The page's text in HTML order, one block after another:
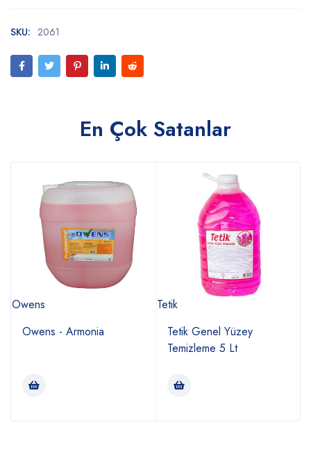
SKU: 2061
En Çok Satanlar
Owens
Owens - Armonia
Tetik
Tetik Genel Yüzey
Temizleme 5 Lt